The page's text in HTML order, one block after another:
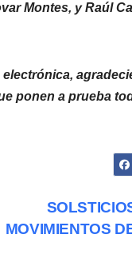
Montes, y Raúl
ponen a prueba
MOVIMIENTOS